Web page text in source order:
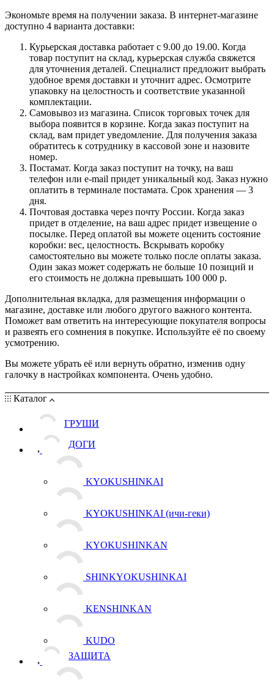
Экономьте время на получении заказа. В интернет-магазине
доступно 4 варианта доставки:
Курьерская доставка работает с 9.00 до 19.00. Когда
товар поступит на склад, курьерская служба свяжется
для уточнения деталей. Специалист предложит выбрать
удобное время доставки и уточнит адрес. Осмотрите
упаковку на целостность и соответствие указанной
комплектации.
Самовывоз из магазина. Список торговых точек для
выбора появится в корзине. Когда заказ поступит на
склад, вам придет уведомление. Для получения заказа
обратитесь к сотруднику в кассовой зоне и назовите
номер.
Постамат. Когда заказ поступит на точку, на ваш
телефон или e-mail придет уникальный код. Заказ нужно
оплатить в терминале постамата. Срок хранения — 3
дня.
Почтовая доставка через почту России. Когда заказ
придет в отделение, на ваш адрес придет извещение о
посылке. Перед оплатой вы можете оценить состояние
коробки: вес, целостность. Вскрывать коробку
самостоятельно вы можете только после оплаты заказа.
Один заказ может содержать не больше 10 позиций и
его стоимость не должна превышать 100 000 р.
Дополнительная вкладка, для размещения информации о
магазине, доставке или любого другого важного контента.
Поможет вам ответить на интересующие покупателя вопросы
и развеять его сомнения в покупке. Используйте её по своему
усмотрению.
Вы можете убрать её или вернуть обратно, изменив одну
галочку в настройках компонента. Очень удобно.
Каталог
ГРУШИ
ДОГИ
KYOKUSHINKAI
KYOKUSHINKAI (ичи-геки)
KYOKUSHINKAN
SHINKYOKUSHINKAI
KENSHINKAN
KUDO
ЗАЩИТА